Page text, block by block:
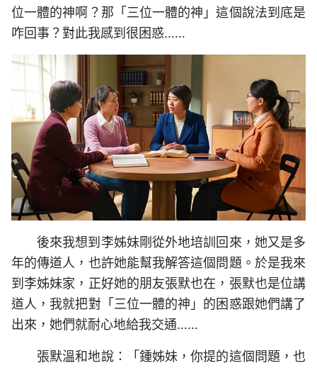
位一體的神啊？那「三位一體的神」這個說法到底是
咋回事？對此我感到很困惑……
後來我想到李姊妹剛從外地培訓回來，她又是多
年的傳道人，也許她能幫我解答這個問題。於是我來
到李姊妹家，正好她的朋友張默也在，張默也是位講
道人，我就把對「三位一體的神」的困惑跟她們講了
出來，她們就耐心地給我交通……
張默溫和地說：「鍾姊妹，你提的這個問題，也